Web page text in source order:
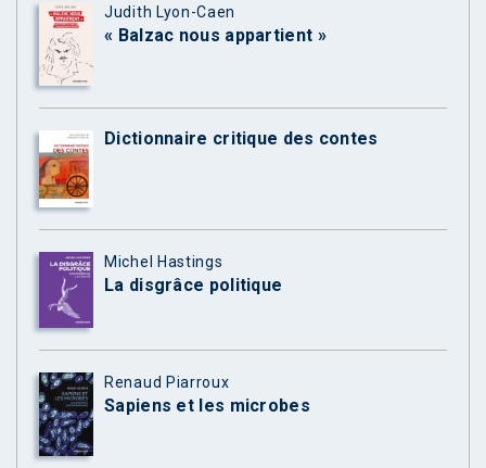
Judith Lyon-Caen
« Balzac nous appartient »
Dictionnaire critique des contes
Michel Hastings
La disgrâce politique
Renaud Piarroux
Sapiens et les microbes